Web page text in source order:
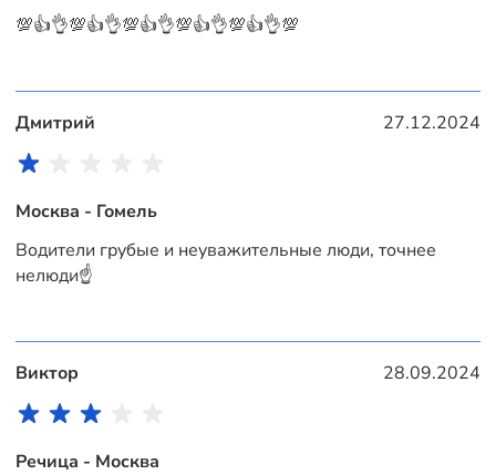
💯👍👌💯👍👌💯👍👌💯👍👌💯👍👌💯
Дмитрий 27.12.2024
Москва - Гомель
Водители грубые и неуважительные люди, точнее
нелюди☝️
Виктор 28.09.2024
Речица - Москва